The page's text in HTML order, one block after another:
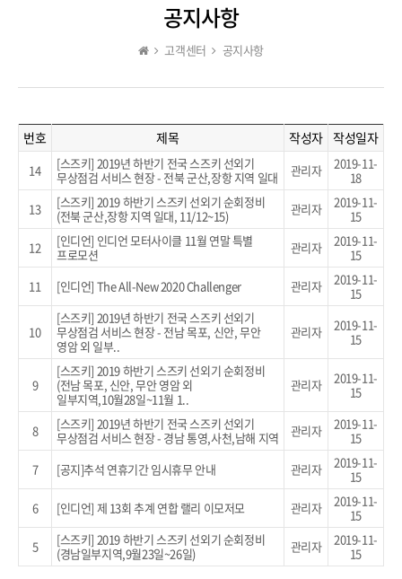
공지사항
고객센터 공지사항
번호 제목 작성자 작성일자
14
[스즈키] 2019년 하반기 전국 스즈키 선외기
무상점검 서비스 현장 - 전북 군산,장항 지역 일대
관리자
2019-11-
18
13
[스즈키] 2019 하반기 스즈키 선외기 순회정비
(전북 군산,장항 지역 일대, 11/12~15)
관리자
2019-11-
15
12
[인디언] 인디언 모터사이클 11월 연말 특별
프로모션
관리자
2019-11-
15
11
[인디언] The All-New 2020 Challenger 관리자
2019-11-
15
10
[스즈키] 2019년 하반기 전국 스즈키 선외기
무상점검 서비스 현장 - 전남 목포, 신안, 무안
영암 외 일부..
관리자
2019-11-
15
9
[스즈키] 2019 하반기 스즈키 선외기 순회정비
(전남 목포, 신안, 무안 영암 외
일부지역,10월28일~11월 1..
관리자
2019-11-
15
8
[스즈키] 2019년 하반기 전국 스즈키 선외기
무상점검 서비스 현장 - 경남 통영,사천,남해 지역
관리자
2019-11-
15
7
[공지]추석 연휴기간 임시휴무 안내 관리자
2019-11-
15
6
[인디언] 제 13회 추계 연합 랠리 이모저모 관리자
2019-11-
15
5
[스즈키] 2019 하반기 스즈키 선외기 순회정비
(경남일부지역,9월23일~26일)
관리자
2019-11-
15